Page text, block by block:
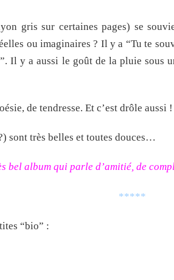
gris sur certaines pages) se
ou imaginaires ? Il y a “Tu te
Il y a aussi le goût de la pluie sous
de tendresse. Et c’est drôle
sont très belles et toutes douces…
bel album qui parle d’amitié, de
*****
“bio” :